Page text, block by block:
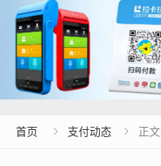
首页  支付动态  正文